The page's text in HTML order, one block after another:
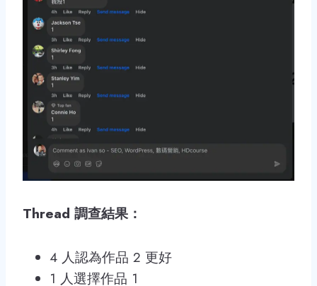
Thread 調查結果：
4 人認為作品 2 更好
1 人選擇作品 1